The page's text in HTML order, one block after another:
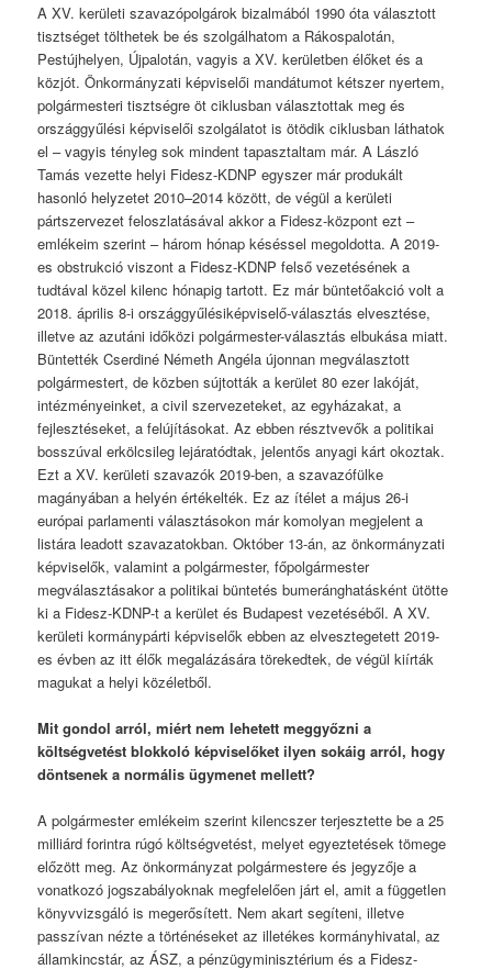
A XV. kerületi szavazópolgárok bizalmából 1990 óta választott
tisztséget tölthetek be és szolgálhatom a Rákospalotán,
Pestújhelyen, Újpalotán, vagyis a XV. kerületben élőket és a
közjót. Önkormányzati képviselői mandátumot kétszer nyertem,
polgármesteri tisztségre öt ciklusban választottak meg és
országgyűlési képviselői szolgálatot is ötödik ciklusban láthatok
el – vagyis tényleg sok mindent tapasztaltam már. A László
Tamás vezette helyi Fidesz-KDNP egyszer már produkált
hasonló helyzetet 2010–2014 között, de végül a kerületi
pártszervezet feloszlatásával akkor a Fidesz-központ ezt –
emlékeim szerint – három hónap késéssel megoldotta. A 2019-
es obstrukció viszont a Fidesz­­­­-KDNP felső vezetésének a
tudtával közel kilenc hónapig tartott. Ez már büntetőakció volt a
2018. április 8-i országgyűlésiképviselő-választás elvesztése,
illetve az azutáni időközi polgármester-választás elbukása miatt.
Büntették Cserdiné Németh Angéla újonnan megválasztott
polgármestert, de közben sújtották a kerület 80 ezer lakóját,
intézményeinket, a civil szervezeteket, az egyházakat, a
fejlesztéseket, a felújításokat. Az ebben résztvevők a politikai
bosszúval erkölcsileg lejáratódtak, jelentős anyagi kárt okoztak.
Ezt a XV. kerületi szavazók 2019-ben, a szavazófülke
magányában a helyén értékelték. Ez az ítélet a május 26-i
európai parlamenti választásokon már komolyan megjelent a
listára leadott szavazatokban. Október 13-án, az önkormányzati
képviselők, valamint a polgármester, főpolgármester
megválasztásakor a politikai büntetés bumeránghatásként ütötte
ki a Fidesz-KDNP-t a kerület és Budapest vezetéséből. A XV.
kerületi kormánypárti képviselők ebben az elvesztegetett 2019-
es évben az itt élők megalázására törekedtek, de végül kiírták
magukat a helyi közéletből.
Mit gondol arról, miért nem lehetett meggyőzni a
költségvetést blokkoló képviselőket ilyen sokáig arról, hogy
döntsenek a normális ügymenet mellett?
A polgármester emlékeim szerint kilencszer terjesztette be a 25
milliárd forintra rúgó költségvetést, melyet egyeztetések tömege
előzött meg. Az önkormányzat polgármestere és jegyzője a
vonatkozó jogszabályoknak megfelelően járt el, amit a független
könyvvizsgáló is megerősített. Nem akart segíteni, illetve
passzívan nézte a történéseket az illetékes kormányhivatal, az
államkincstár, az ÁSZ, a pénzügyminisztérium és a Fidesz-